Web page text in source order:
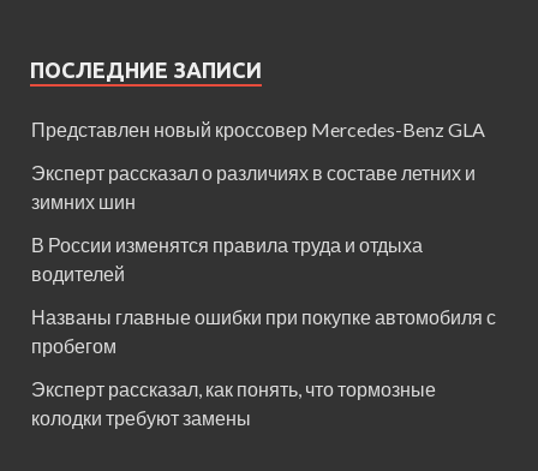
ПОСЛЕДНИЕ ЗАПИСИ
Представлен новый кроссовер Mercedes-Benz GLA
Эксперт рассказал о различиях в составе летних и
зимних шин
В России изменятся правила труда и отдыха
водителей
Названы главные ошибки при покупке автомобиля с
пробегом
Эксперт рассказал, как понять, что тормозные
колодки требуют замены